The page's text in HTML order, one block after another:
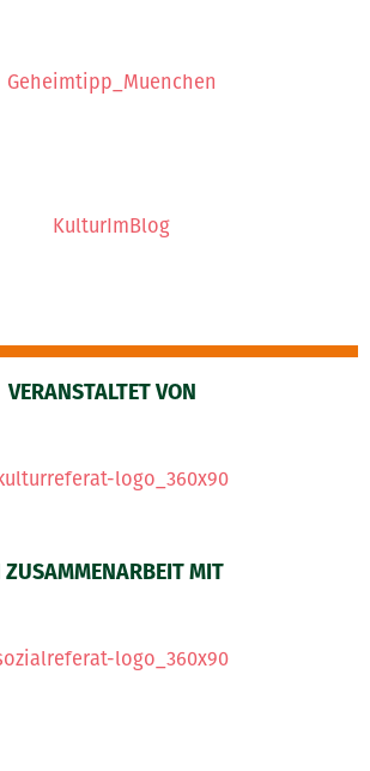
VERANSTALTET VON
ZUSAMMENARBEIT MIT